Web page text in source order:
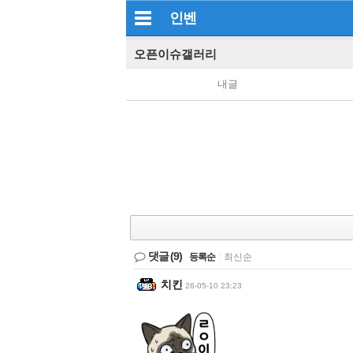
인벤
오픈이슈갤러리
내글
댓글(9) 등록순 최신순
치킨 26-05-10 23:23